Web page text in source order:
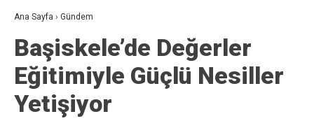
Ana Sayfa › Gündem
Başiskele’de Değerler
Eğitimiyle Güçlü Nesiller
Yetişiyor